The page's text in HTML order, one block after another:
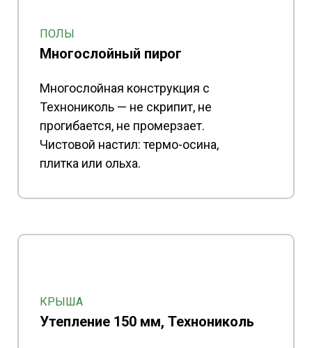
Многослойная конструкция с
Технониколь — не скрипит, не
прогибается, не промерзает.
Чистовой настил: термо-осина,
плитка или ольха.
Многослойный пирог
ПОЛЫ
Утепление 150 мм, Технониколь
КРЫША